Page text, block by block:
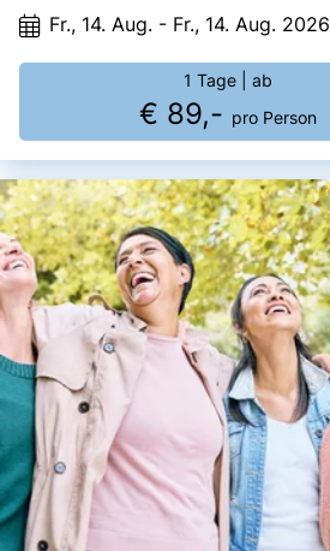
Fr., 14. Aug. - Fr., 14. Aug. 2026
1 Tage | ab
€ 89,- pro Person